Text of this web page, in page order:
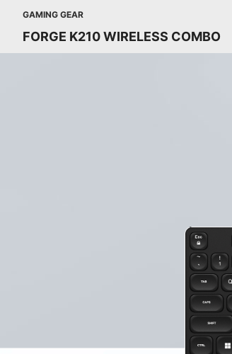
GAMING GEAR
FORGE K210 WIRELESS COMBO